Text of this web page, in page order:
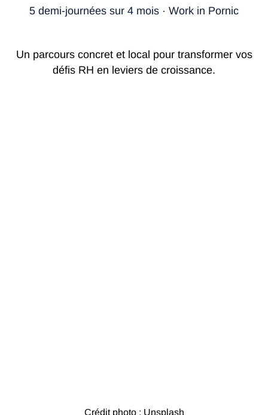
5 demi-journées sur 4 mois · Work in Pornic
Un parcours concret et local pour transformer vos
défis RH en leviers de croissance.
Crédit photo : Unsplash